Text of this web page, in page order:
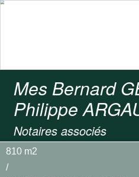
Mes Bernard
Philippe
Notaires associés
810 m2
/